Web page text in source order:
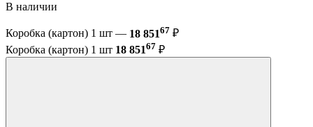
В наличии
Коробка (картон) 1 шт — 18 85167 ₽
Коробка (картон) 1 шт 18 85167 ₽